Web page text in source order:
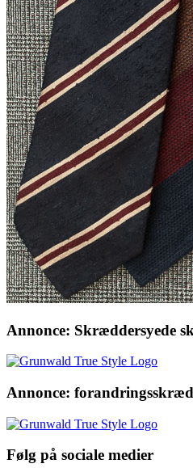
Annonce: Skræddersyede
Annonce:
Følg på sociale medier